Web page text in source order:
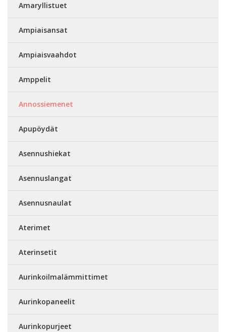
Amaryllistuet
Ampiaisansat
Ampiaisvaahdot
Amppelit
Annossiemenet
Apupöydät
Asennushiekat
Asennuslangat
Asennusnaulat
Aterimet
Aterinsetit
Aurinkoilmalämmittimet
Aurinkopaneelit
Aurinkopurjeet